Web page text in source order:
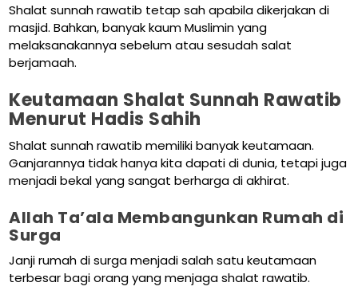
Shalat sunnah rawatib tetap sah apabila dikerjakan di
masjid. Bahkan, banyak kaum Muslimin yang
melaksanakannya sebelum atau sesudah salat
berjamaah.
Keutamaan Shalat Sunnah Rawatib
Menurut Hadis Sahih
Shalat sunnah rawatib memiliki banyak keutamaan.
Ganjarannya tidak hanya kita dapati di dunia, tetapi juga
menjadi bekal yang sangat berharga di akhirat.
Allah Ta’ala Membangunkan Rumah di
Surga
Janji rumah di surga menjadi salah satu keutamaan
terbesar bagi orang yang menjaga shalat rawatib.